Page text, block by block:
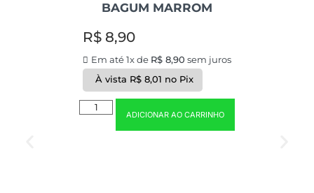
BAGUM MARROM
R$ 8,90
Em até 1x de R$ 8,90 sem juros
À vista R$8,01 no Pix
ADICIONAR AO CARRINHO